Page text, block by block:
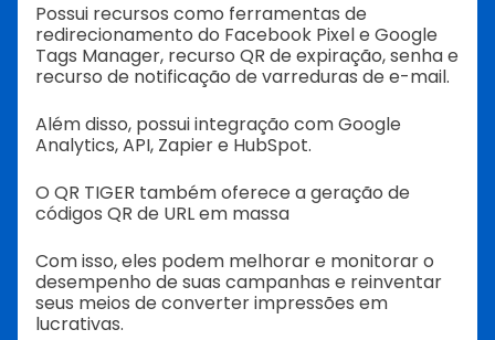
Possui recursos como ferramentas de
redirecionamento do Facebook Pixel e Google
Tags Manager, recurso QR de expiração, senha e
recurso de notificação de varreduras de e-mail.
Além disso, possui integração com Google
Analytics, API, Zapier e HubSpot.
O QR TIGER também oferece a geração de
códigos QR de URL em massa
Com isso, eles podem melhorar e monitorar o
desempenho de suas campanhas e reinventar
seus meios de converter impressões em
lucrativas.